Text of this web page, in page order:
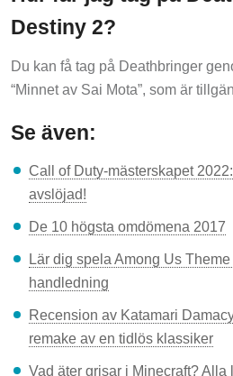
Destiny 2?
Du kan få tag på Deathbringer
“Minnet av Sai Mota”, som är
Se även:
Call of Duty-mästerskapet
avslöjad!
De 10 högsta omdömena 2017
Lär dig spela Among Us
handledning
Recension av Katamari
remake av en tidlös klassiker
Vad äter grisar i Minecraft?